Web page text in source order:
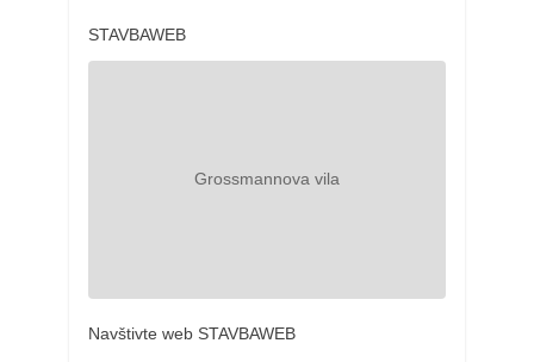
STAVBAWEB
Navštivte web STAVBAWEB